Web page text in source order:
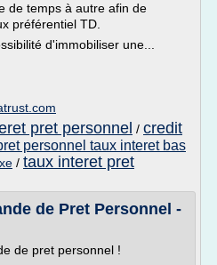
de temps à autre afin de
préférentiel TD.
d'immobiliser une...
pret personnel / credit
personnel taux interet bas
/ taux interet pret
de Pret Personnel -
de pret personnel !